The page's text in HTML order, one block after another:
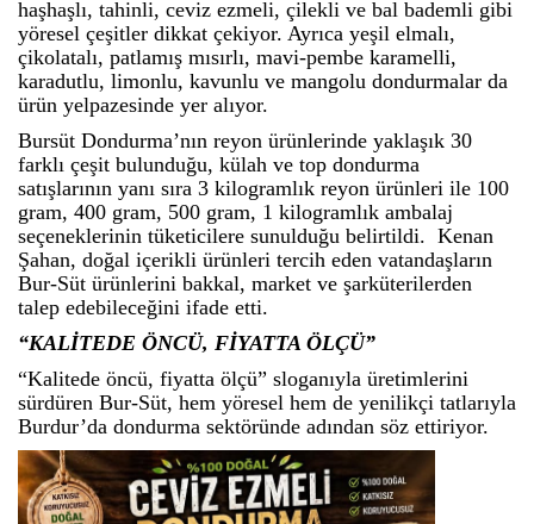
haşhaşlı, tahinli, ceviz ezmeli, çilekli ve bal bademli gibi
yöresel çeşitler dikkat çekiyor. Ayrıca yeşil elmalı,
çikolatalı, patlamış mısırlı, mavi-pembe karamelli,
karadutlu, limonlu, kavunlu ve mangolu dondurmalar da
ürün yelpazesinde yer alıyor.
Bursüt Dondurma’nın reyon ürünlerinde yaklaşık 30
farklı çeşit bulunduğu, külah ve top dondurma
satışlarının yanı sıra 3 kilogramlık reyon ürünleri ile 100
gram, 400 gram, 500 gram, 1 kilogramlık ambalaj
seçeneklerinin tüketicilere sunulduğu belirtildi. Kenan
Şahan, doğal içerikli ürünleri tercih eden vatandaşların
Bur-Süt ürünlerini bakkal, market ve şarküterilerden
talep edebileceğini ifade etti.
“KALİTEDE ÖNCÜ, FİYATTA ÖLÇÜ”
“Kalitede öncü, fiyatta ölçü” sloganıyla üretimlerini
sürdüren Bur-Süt, hem yöresel hem de yenilikçi tatlarıyla
Burdur’da dondurma sektöründe adından söz ettiriyor.